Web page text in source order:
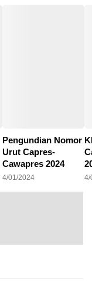
Pengundian Nomor
Urut Capres-
Cawapres 2024
4/01/2024 4/